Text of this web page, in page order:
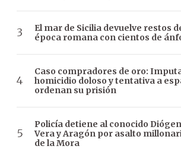
El mar de Sicilia devuelve restos
época romana con cientos de
Caso compradores de oro:
homicidio doloso y tentativa a
ordenan su prisión
Policía detiene al conocido
Vera y Aragón por asalto
de la Mora